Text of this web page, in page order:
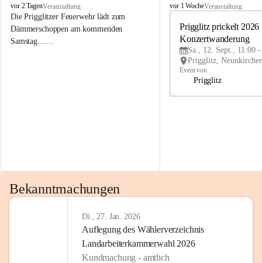
P
r
i
g
vor 2 TagenVeranstaltung
Die Prigglitzer Feuerwehr lädt zum
Dämmerschoppen am kommenden
Samstag……
P
vor 1 WocheVeranstaltung
Prigglitz prickelt 2026
Konzertwanderung
Sa., 12. Sept., 11:00
Event von
Prigglitz
Bekanntmachungen
Di., 27. Jan. 2026
Auflegung des Wählerverzeichnis
Landarbeiterkammerwahl 2026
Kundmachung - amtlich